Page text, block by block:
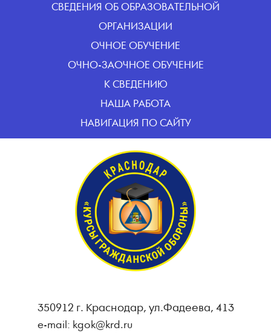
CВЕДЕНИЯ ОБ ОБРАЗОВАТЕЛЬНОЙ
ОРГАНИЗАЦИИ
ОЧНОЕ ОБУЧЕНИЕ
ОЧНО-ЗАОЧНОЕ ОБУЧЕНИЕ
К СВЕДЕНИЮ
НАША РАБОТА
НАВИГАЦИЯ ПО САЙТУ
350912 г. Краснодар, ул.Фадеева, 413
e-mail: kgok@krd.ru